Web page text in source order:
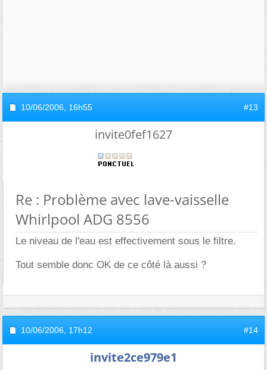
10/06/2006, 16h55 #13
invite0fef1627
Re : Problème avec lave-vaisselle
Whirlpool ADG 8556
Le niveau de l'eau est effectivement sous le filtre.
Tout semble donc OK de ce côté là aussi ?
10/06/2006, 17h12 #14
invite2ce979e1